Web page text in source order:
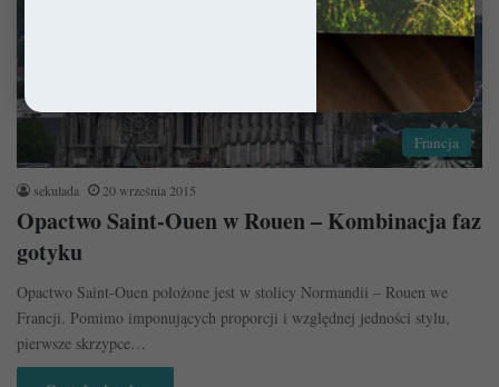
Francja
sekulada 20 września 2015
Opactwo Saint-Ouen w Rouen – Kombinacja faz
gotyku
Opactwo Saint-Ouen położone jest w stolicy Normandii – Rouen we
Francji. Pomimo imponujących proporcji i względnej jedności stylu,
pierwsze skrzypce…